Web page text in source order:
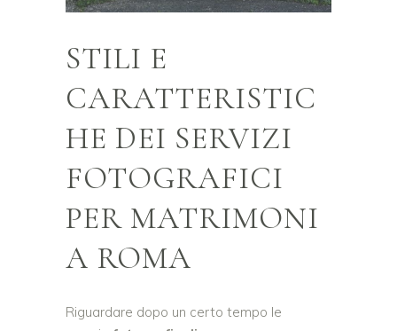
STILI E
CARATTERISTIC
HE DEI SERVIZI
FOTOGRAFICI
PER MATRIMONI
A ROMA
Riguardare dopo un certo tempo le